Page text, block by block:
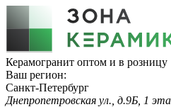
Керамогранит оптом и в розницу
Ваш регион:
Санкт-Петербург
Днепропетровская ул., д.9Б, 1